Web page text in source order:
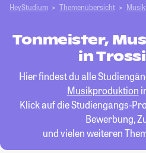
HeyStudium Themenübersicht
Tonmeister,
in
Hier findest du alle
Musikproduktion
Klick auf die Studiengangs-
Bewerbung,
und vielen weiteren